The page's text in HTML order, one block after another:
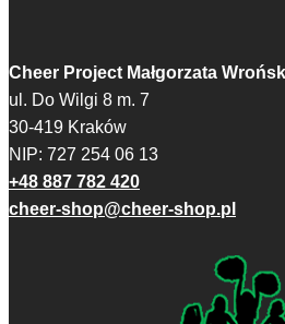
Cheer Project Małgorzata
ul. Do Wilgi 8 m. 7
30-419 Kraków
NIP: 727 254 06 13
+48 887 782 420
cheer-shop@cheer-shop.pl